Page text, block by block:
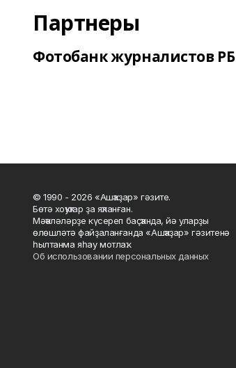
Партнеры
Фотобанк журналистов РБ
© 1990 - 2026 «Ашҡаҙар» гәзите.
Бөтә хоҡуҡтар ҙа яҡланған.
Мәҡәләләрҙе күсереп баҫҡанда, йә уларҙы
өлөшләтә файҙаланғанда «Ашҡаҙар» гәзитенә
һылтанма яһау мотлаҡ.
Об использовании персональных данных